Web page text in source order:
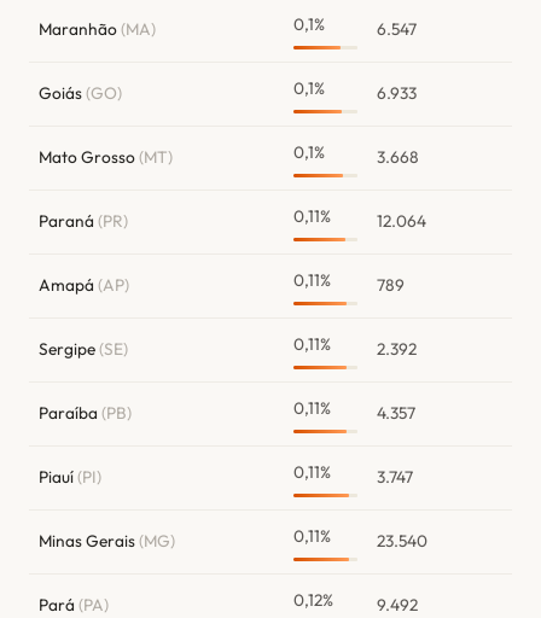
Maranhão(MA) 0,1% 6.547
Goiás(GO) 0,1% 6.933
Mato Grosso(MT) 0,1% 3.668
Paraná (PR) 0,11% 12.064
Amapá (AP) 0,11% 789
Sergipe(SE) 0,11% 2.392
Paraíba (PB) 0,11% 4.357
Piauí(PI) 0,11% 3.747
Minas Gerais(MG) 0,11% 23.540
Pará (PA) 0,12% 9.492